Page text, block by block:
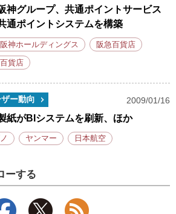
神グループ、共通ポイントサービス
通ポイントシステムを構築
神ホールディングス 阪急百貨店
貨店
ー動向 2009/01/16
紙がBIシステムを刷新、ほか
ヤンマー 日本航空
ーする